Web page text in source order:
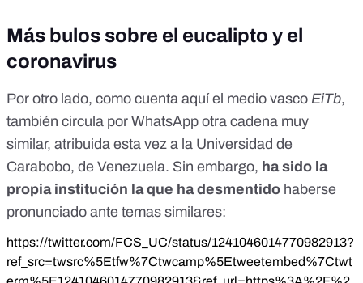
Más bulos sobre el eucalipto y el
coronavirus
Por otro lado, como cuenta aquíel medio vasco EiTb,
también circula por WhatsApp otra cadena muy
similar, atribuida esta vez a la Universidad de
Carabobo, de Venezuela. Sin embargo, ha sido la
propia institución la que ha desmentido haberse
pronunciado ante temas similares:
https://twitter.com/FCS_UC/status/1241046014770982913?
ref_src=twsrc%5Etfw%7Ctwcamp%5Etweetembed%7Ctwt